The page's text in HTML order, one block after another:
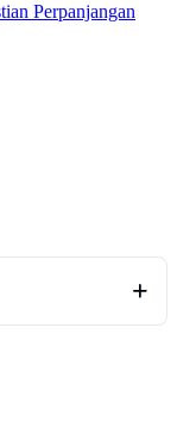
Perpanjangan